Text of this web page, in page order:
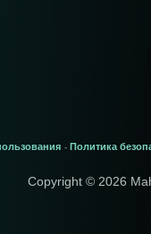
- Политика
Copyright © 2026